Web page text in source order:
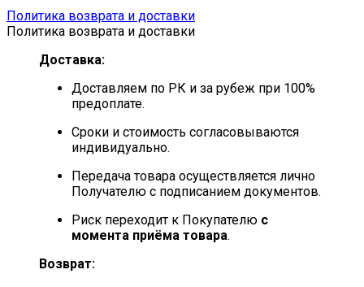
Политика возврата и доставки
Политика возврата и доставки
Доставка:
Доставляем по РК и за рубеж при 100%
предоплате.
Сроки и стоимость согласовываются
индивидуально.
Передача товара осуществляется лично
Получателю с подписанием документов.
Риск переходит к Покупателю с
момента приёма товара.
Возврат: